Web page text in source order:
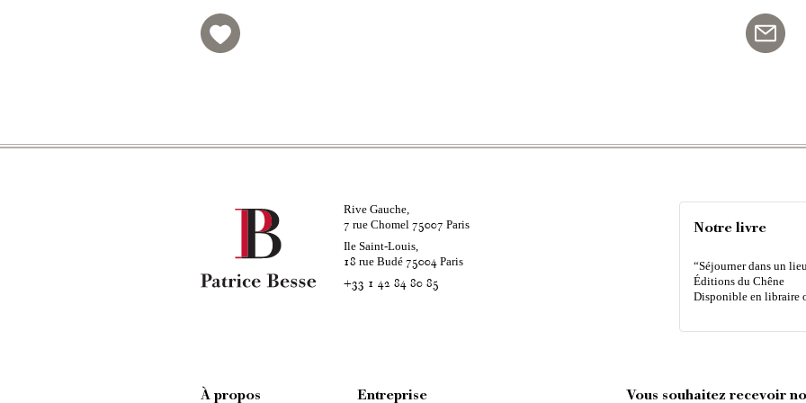
Rive Gauche,
7 rue Chomel 75007 Paris
Ile Saint-Louis,
18 rue Budé 75004Paris
+33 1 42 84 80 85
Notre livre
“Séjourner dans un
Éditions du Chêne
Disponible en libraire
À propos Entreprise Vous souhaitez recevoir